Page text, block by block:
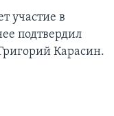
участие в
подтвердил
Карасин.